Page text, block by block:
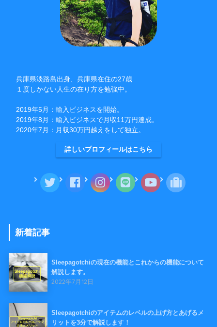
兵庫県淡路島出身、兵庫県在住の27歳
１度しかない人生の在り方を勉強中。
2019年5月：輸入ビジネスを開始。
2019年8月：輸入ビジネスで月収11万円達成。
2020年7月：月収30万円越えをして独立。
詳しいプロフィールはこちら
新着記事
Sleepagotchiの現在の機能とこれからの機能について
解説します。
2022年7月12日
Sleepagotchiのアイテムのレベルの上げ方とあげるメ
リットを3分で解説します！